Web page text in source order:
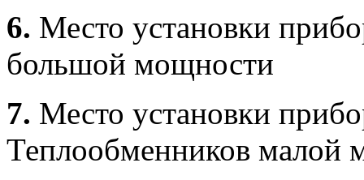
6. Место установки
большой мощности
7. Место установки
Теплообменников малой